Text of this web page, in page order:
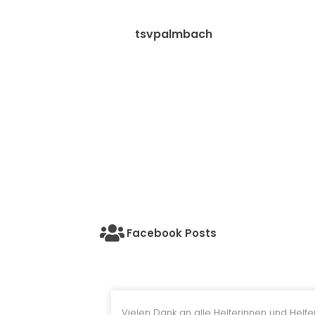
tsvpalmbach
Facebook Posts